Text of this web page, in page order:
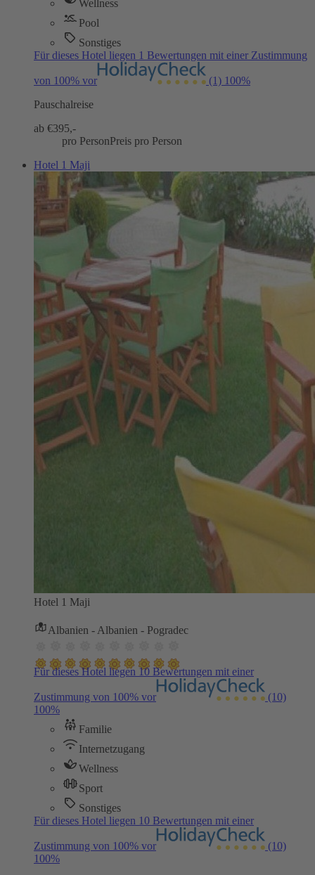
Wellness
Pool
Sonstiges
Für dieses Hotel liegen 1 Bewertungen mit einer Zustimmung
von 100% vor (1) 100%
Pauschalreise
ab €395,-
pro PersonPreis pro Person
Hotel 1 Maji
Hotel 1 Maji
Albanien - Albanien - Pogradec
Für dieses Hotel liegen 10 Bewertungen mit einer
Zustimmung von 100% vor
(10)
100%
Familie
Internetzugang
Wellness
Sport
Sonstiges
Für dieses Hotel liegen 10 Bewertungen mit einer
Zustimmung von 100% vor
(10)
100%